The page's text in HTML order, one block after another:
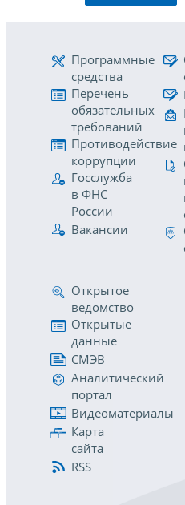
Программные
средства
Перечень
обязательных
требований
Противодействие
коррупции
Госслужба
в ФНС
России
Вакансии
Открытое
ведомство
Открытые
данные
СМЭВ
Аналитический
портал
Видеоматериалы
Карта
сайта
RSS